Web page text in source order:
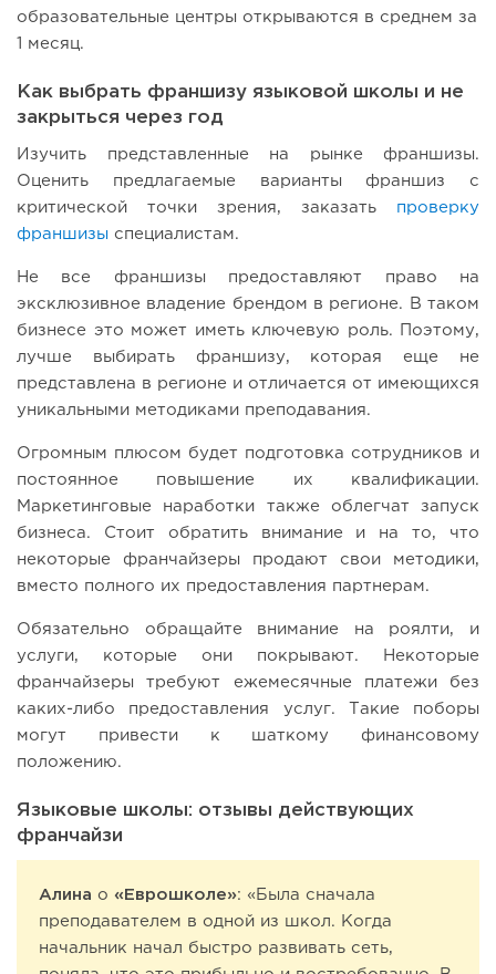
образовательные центры открываются в среднем за
1 месяц.
Как выбрать франшизу языковой школы и не
закрыться через год
Изучить представленные на рынке франшизы.
Оценить предлагаемые варианты франшиз с
критической точки зрения, заказать проверку
франшизы специалистам.
Не все франшизы предоставляют право на
эксклюзивное владение брендом в регионе. В таком
бизнесе это может иметь ключевую роль. Поэтому,
лучше выбирать франшизу, которая еще не
представлена в регионе и отличается от имеющихся
уникальными методиками преподавания.
Огромным плюсом будет подготовка сотрудников и
постоянное повышение их квалификации.
Маркетинговые наработки также облегчат запуск
бизнеса. Стоит обратить внимание и на то, что
некоторые франчайзеры продают свои методики,
вместо полного их предоставления партнерам.
Обязательно обращайте внимание на роялти, и
услуги, которые они покрывают. Некоторые
франчайзеры требуют ежемесячные платежи без
каких-либо предоставления услуг. Такие поборы
могут привести к шаткому финансовому
положению.
Языковые школы: отзывы действующих
франчайзи
Алина о «Еврошколе»: «Была сначала
преподавателем в одной из школ. Когда
начальник начал быстро развивать сеть,